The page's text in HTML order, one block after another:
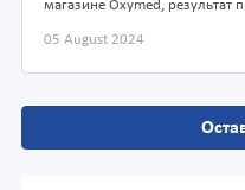
магазине Oxymed, результат
05 August 2024